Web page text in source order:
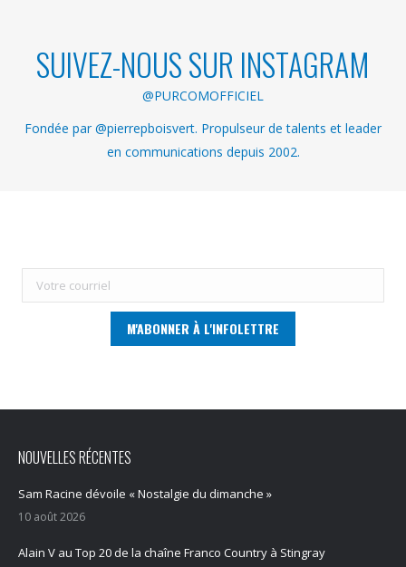
SUIVEZ-NOUS SUR INSTAGRAM
@PURCOMOFFICIEL
Fondée par @pierrepboisvert. Propulseur de talents et leader
en communications depuis 2002.
NOUVELLES RÉCENTES
Sam Racine dévoile « Nostalgie du dimanche »
10 août 2026
Alain V au Top 20 de la chaîne Franco Country à Stingray